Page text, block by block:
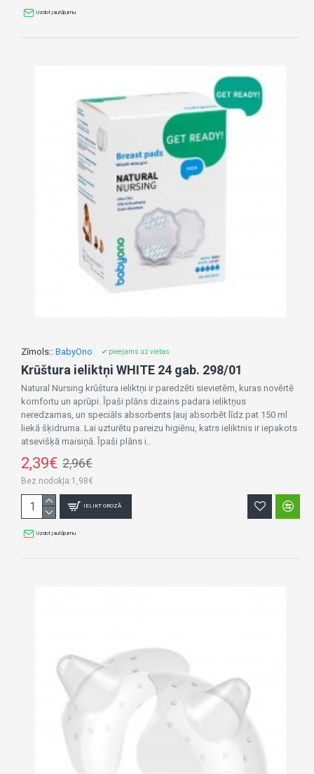
Uzdot jautājumu
Zīmols:: BabyOno ✔ pieejams uz vietas
Krūštura ieliktņi WHITE 24 gab. 298/01
Natural Nursing krūštura ieliktņi ir paredzēti sievietēm, kuras novērtē
komfortu un aprūpi. Īpaši plāns dizains padara ieliktņus
neredzamas, un speciāls absorbents ļauj absorbēt līdz pat 150 ml
liekā šķidruma. Lai uzturētu pareizu higiēnu, katrs ieliktnis ir iepakots
atsevišķā maisiņā. Īpaši plāns i..
2,39€ 2,96€
Bez nodokļa:1,98€
IELIKT GROZĀ
Uzdot jautājumu